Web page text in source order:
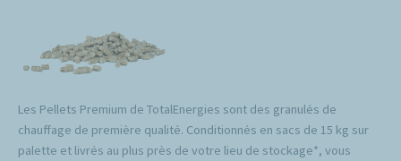
Les Pellets Premium de TotalEnergies sont des granulés de
chauffage de première qualité. Conditionnés en sacs de 15 kg sur
palette et livrés au plus près de votre lieu de stockage*, vous